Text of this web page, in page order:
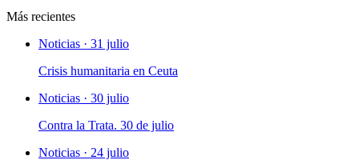
Más recientes
Noticias · 31 julio
Crisis humanitaria en Ceuta
Noticias · 30 julio
Contra la Trata. 30 de julio
Noticias · 24 julio